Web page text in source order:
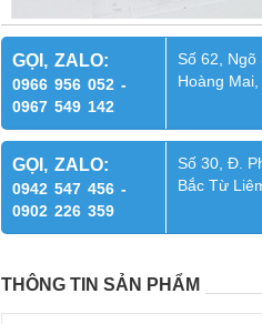
GỌI, ZALO:
0966 956 052 -
0967 549 142
Số 62, Ngõ
Hoàng Mai,
GỌI, ZALO:
0942 547 456 -
0902 226 359
Số 30, Đ.
Bắc Từ
THÔNG TIN SẢN PHẨM